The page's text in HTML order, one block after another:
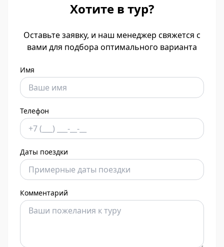
Хотите в тур?
Оставьте заявку, и наш менеджер свяжется с
вами для подбора оптимального варианта
Имя
Телефон
Даты поездки
Комментарий